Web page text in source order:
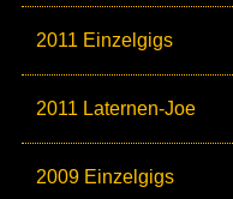
2011 Einzelgigs
2011 Laternen-Joe
2009 Einzelgigs